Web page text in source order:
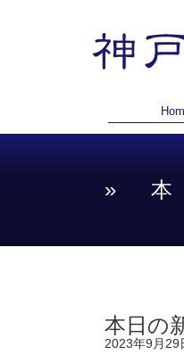
» 本
本日の
2023年9月29